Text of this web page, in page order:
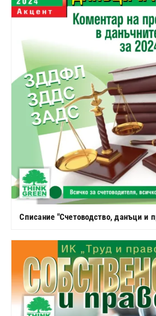
Списание "Счетоводство, данъци и